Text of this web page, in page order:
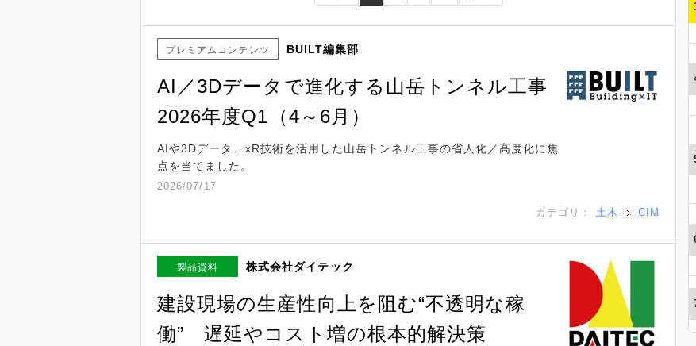
プレミアムコンテンツ BUILT編集部
AI／3Dデータで進化する山岳トンネル工事
2026年度Q1（4～6月）
AIや3Dデータ、xR技術を活用した山岳トンネル工事の省人化／高度化に焦
点を当てました。
2026/07/17
カテゴリ： 土木 CIM
製品資料 株式会社ダイテック
建設現場の生産性向上を阻む“不透明な稼
働” 遅延やコスト増の根本的解決策